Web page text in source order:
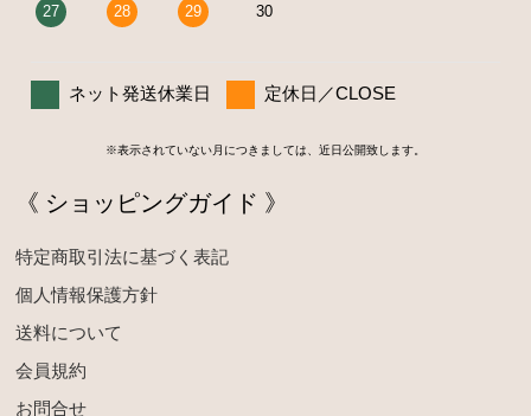
27 28 29 30
ネット発送休業日 定休日／CLOSE
※表示されていない月につきましては、近日公開致します。
《 ショッピングガイド 》
特定商取引法に基づく表記
個人情報保護方針
送料について
会員規約
お問合せ